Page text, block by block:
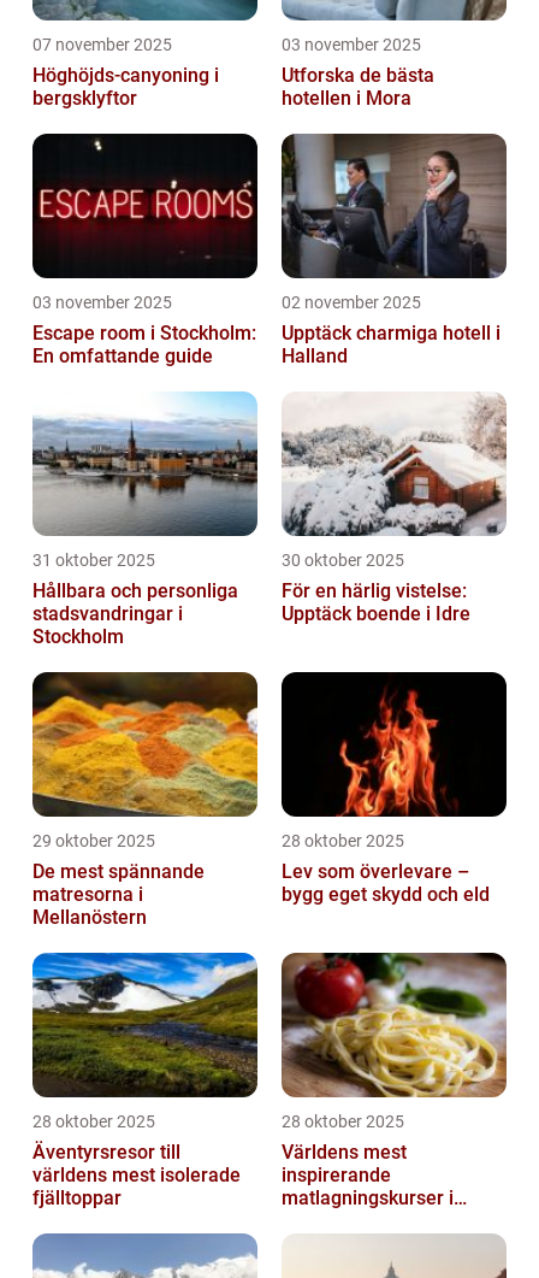
07 november 2025
Höghöjds-canyoning i
bergsklyftor
03 november 2025
Utforska de bästa
hotellen i Mora
03 november 2025
Escape room i Stockholm:
En omfattande guide
02 november 2025
Upptäck charmiga hotell i
Halland
31 oktober 2025
Hållbara och personliga
stadsvandringar i
Stockholm
30 oktober 2025
För en härlig vistelse:
Upptäck boende i Idre
29 oktober 2025
De mest spännande
matresorna i
Mellanöstern
28 oktober 2025
Lev som överlevare –
bygg eget skydd och eld
28 oktober 2025
Äventyrsresor till
världens mest isolerade
fjälltoppar
28 oktober 2025
Världens mest
inspirerande
matlagningskurser i